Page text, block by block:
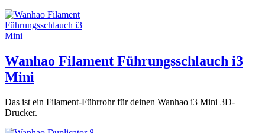
Wanhao Filament Führungsschlauch i3
Mini
Das ist ein Filament-Führrohr für deinen Wanhao i3 Mini 3D-
Drucker.